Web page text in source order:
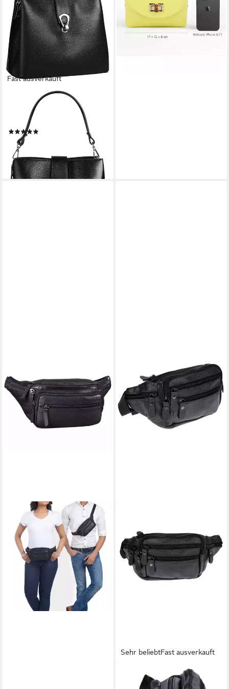
Fast ausverkauft
Umhängetasche, echt Leder,
Made in Italy
69,95 €
lieferbar - in 1-2 Werktagen bei dir
+5
verstellbarer Schulterriemen
49,00 € 70,00 €
lieferbar - in 2-3 Werktagen bei dir
Sehr beliebtFast ausverkauft
CHRISTIAN WIPPERMANN
Bauchtasche Leder